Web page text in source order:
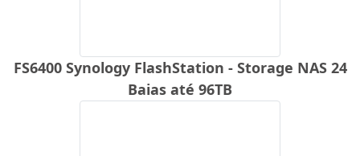
FS6400 Synology FlashStation - Storage NAS 24
Baias até 96TB